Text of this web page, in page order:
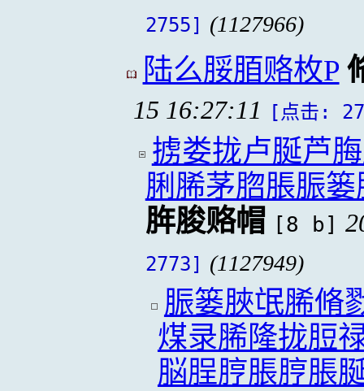
2755] (1127966)
陆么脮脜赂枚P
15 16:27:11 [点击:
掳娄拢卢脠芦
脷脪茅脗脹脤
脌脧赂帽 [8 b]
2773] (1127949)
脤篓脥氓脪脩
煤录脪隆拢脰
脳脭脝脹脝脹